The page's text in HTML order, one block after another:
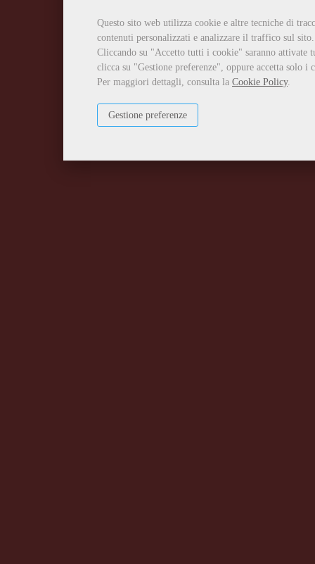
Questo sito web utilizza cookie e altre tecniche di
contenuti personalizzati e analizzare il traffico sul sito.
Cliccando su "Accetto tutti i cookie" saranno attivate
clicca su "Gestione preferenze", oppure accetta solo
Per maggiori dettagli, consulta la Cookie Policy.
Gestione preferenze